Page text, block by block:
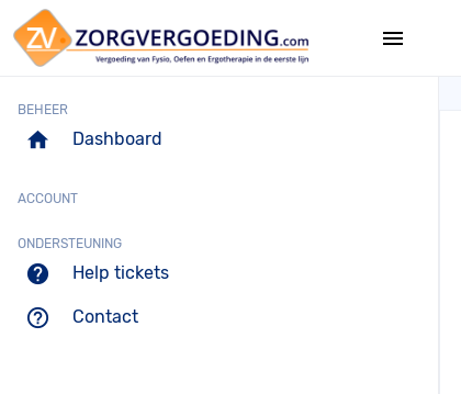
menu
BEHEER
home Dashboard
ACCOUNT
ONDERSTEUNING
help Help tickets
help_outline Contact